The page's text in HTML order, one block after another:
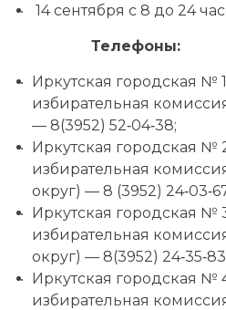
14 сентября с 8 до 24
Телефоны:
Иркутская городская №
избирательная
— 8(3952) 52‑04‑38;
Иркутская городская №
избирательная
округ) — 8 (3952)
Иркутская городская №
избирательная
округ) — 8(3952)
Иркутская городская №
избирательная